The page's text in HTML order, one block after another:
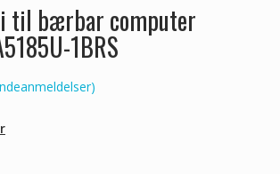
til bærbar computer
1BRS
Den